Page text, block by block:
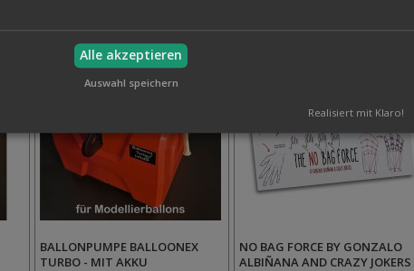
BALLONPUMPE BALLOONEX
TURBO - MIT AKKU
NO BAG FORCE BY GONZALO
ALBIÑANA AND CRAZY JOKERS
Alle akzeptieren
Auswahl speichern
Realisiert mit Klaro!